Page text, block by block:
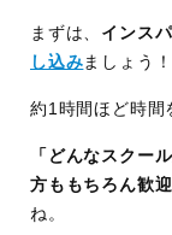
まずは、 インス
し込み ましょう！
約1時間ほど時間
「どんなスクー
方ももちろん歓迎
ね。